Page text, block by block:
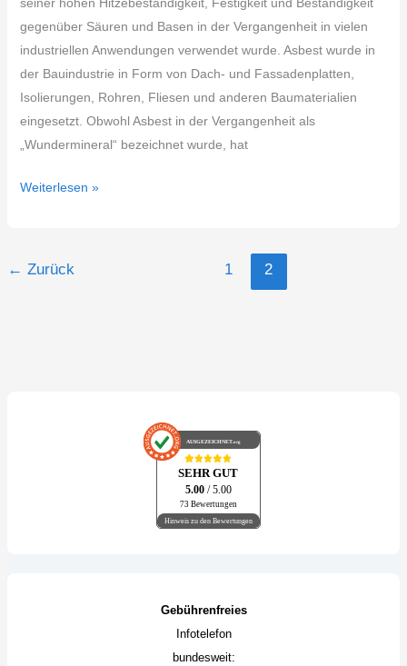
gegenüber Säuren und Basen in der Vergangenheit in vielen
industriellen Anwendungen verwendet wurde. Asbest wurde in
der Bauindustrie in Form von Dach- und Fassadenplatten,
Isolierungen, Rohren, Fliesen und anderen Baumaterialien
eingesetzt. Obwohl Asbest in der Vergangenheit als
„Wundermineral“ bezeichnet wurde, hat
Weiterlesen »
← Zurück 1 2
AUSGEZEICHNET.org
SEHR GUT
5.00 / 5.00
73 Bewertungen
Hinweis zu den Bewertungen
Gebührenfreies
Infotelefon
bundesweit: